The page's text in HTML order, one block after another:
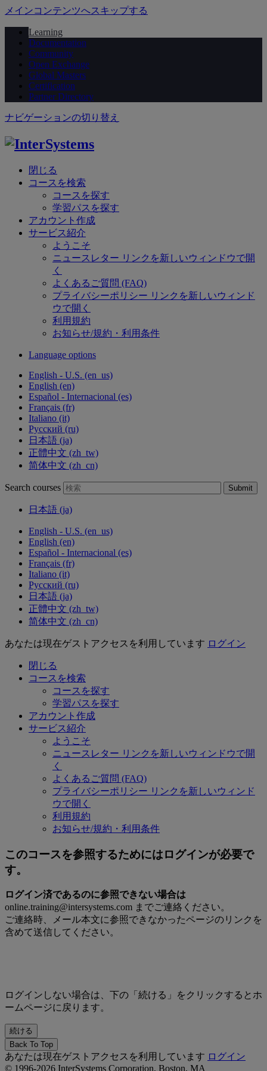
メインコンテンツへスキップする
Learning
Documentation
Community
Open Exchange
Global Masters
Certification
Partner Directory
ナビゲーションの切り替え
閉じる
コースを検索
コースを探す
学習パスを探す
アカウント作成
サービス紹介
ようこそ
ニュースレター リンクを新しいウィンドウで開
く
よくあるご質問 (FAQ)
プライバシーポリシー リンクを新しいウィンド
ウで開く
利用規約
お知らせ/規約・利用条件
Language options
English - U.S. ‎(en_us)‎
English ‎(en)‎
Español - Internacional ‎(es)‎
Français ‎(fr)‎
Italiano ‎(it)‎
Русский ‎(ru)‎
日本語 ‎(ja)‎
正體中文 ‎(zh_tw)‎
简体中文 ‎(zh_cn)‎
Search courses Submit
日本語 ‎(ja)‎
English - U.S. ‎(en_us)‎
English ‎(en)‎
Español - Internacional ‎(es)‎
Français ‎(fr)‎
Italiano ‎(it)‎
Русский ‎(ru)‎
日本語 ‎(ja)‎
正體中文 ‎(zh_tw)‎
简体中文 ‎(zh_cn)‎
あなたは現在ゲストアクセスを利用しています ログイン
閉じる
コースを検索
コースを探す
学習パスを探す
アカウント作成
サービス紹介
ようこそ
ニュースレター リンクを新しいウィンドウで開
く
よくあるご質問 (FAQ)
プライバシーポリシー リンクを新しいウィンド
ウで開く
利用規約
お知らせ/規約・利用条件
このコースを参照するためにはログインが必要で
す。
ログイン済であるのに参照できない場合は
online.training@intersystems.com までご連絡ください。
ご連絡時、メール本文に参照できなかったページのリンクを
含めて送信してください。
ログインしない場合は、下の「続ける」をクリックするとホ
ームページに戻ります。
Back To Top
あなたは現在ゲストアクセスを利用しています ログイン
© 1996-2026 InterSystems Corporation, Boston, MA